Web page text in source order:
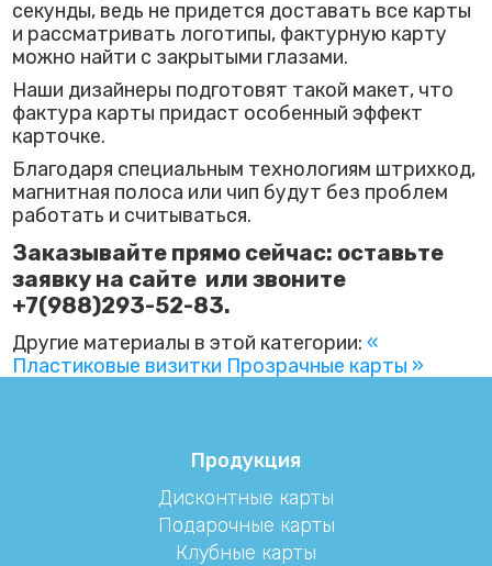
секунды, ведь не придется доставать все карты
и рассматривать логотипы, фактурную карту
можно найти с закрытыми глазами.
Наши дизайнеры подготовят такой макет, что
фактура карты придаст особенный эффект
карточке.
Благодаря специальным технологиям штрихкод,
магнитная полоса или чип будут без проблем
работать и считываться.
Заказывайте прямо сейчас: оставьте
заявку на сайте или звоните
+7(988)293-52-83.
Другие материалы в этой категории: «
Пластиковые визитки Прозрачные карты »
Продукция
Дисконтные карты
Подарочные карты
Клубные карты